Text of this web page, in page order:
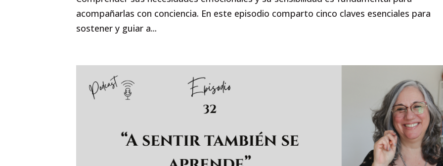
acompañarlas con conciencia. En este episodio comparto cinco claves esenciales para
sostener y guiar a...